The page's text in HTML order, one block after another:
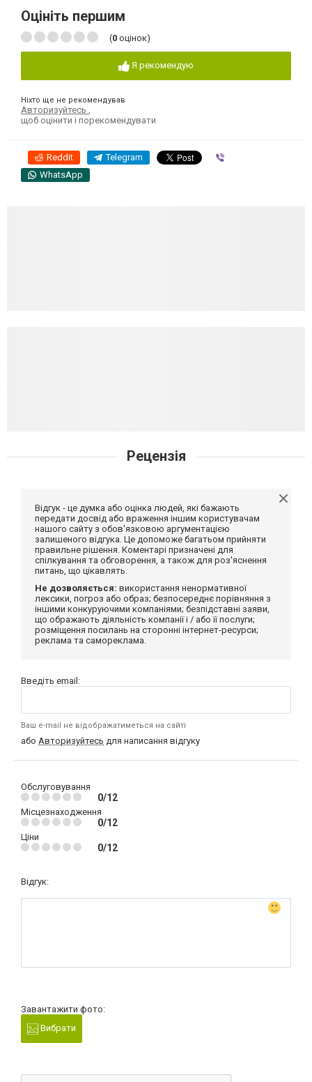
Оцініть першим
(0 оцінок)
Я рекомендую
Ніхто ще не рекомендував
Авторизуйтесь ,
щоб оцінити і порекомендувати
Reddit Telegram
WhatsApp
Рецензія
Відгук - це думка або оцінка людей, які бажають
передати досвід або враження іншим користувачам
нашого сайту з обов'язковою аргументацією
залишеного відгука. Це допоможе багатьом прийняти
правильне рішення. Коментарі призначені для
спілкування та обговорення, а також для роз'яснення
питань, що цікавлять.
Не дозволяється: використання ненормативної
лексики, погроз або образ; безпосереднє порівняння з
іншими конкуруючими компаніями; безпідставні заяви,
що ображають діяльність компанії і / або її послуги;
розміщення посилань на сторонні інтернет-ресурси;
реклама та самореклама.
Введіть email:
Ваш e-mail не відображатиметься на сайті
або Авторизуйтесь для написання відгуку
Обслуговування
0/12
Місцезнаходження
0/12
Ціни
0/12
Відгук:
Завантажити фото:
Вибрати